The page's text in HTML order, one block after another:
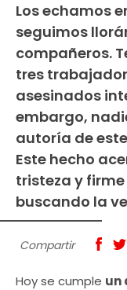
Los echamos
seguimos
compañeros.
tres
asesinados
embargo,
autoría de
Este hecho
tristeza y
buscando la
Compartir
Hoy se cumple un